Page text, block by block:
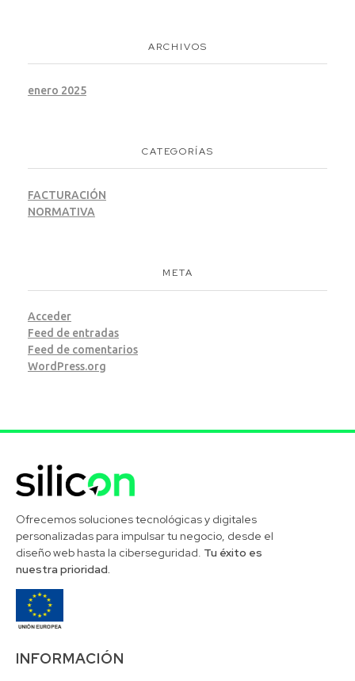
ARCHIVOS
enero 2025
CATEGORÍAS
FACTURACIÓN
NORMATIVA
META
Acceder
Feed de entradas
Feed de comentarios
WordPress.org
Ofrecemos soluciones tecnológicas y digitales
personalizadas para impulsar tu negocio, desde el
diseño web hasta la ciberseguridad. Tu éxito es
nuestra prioridad.
INFORMACIÓN